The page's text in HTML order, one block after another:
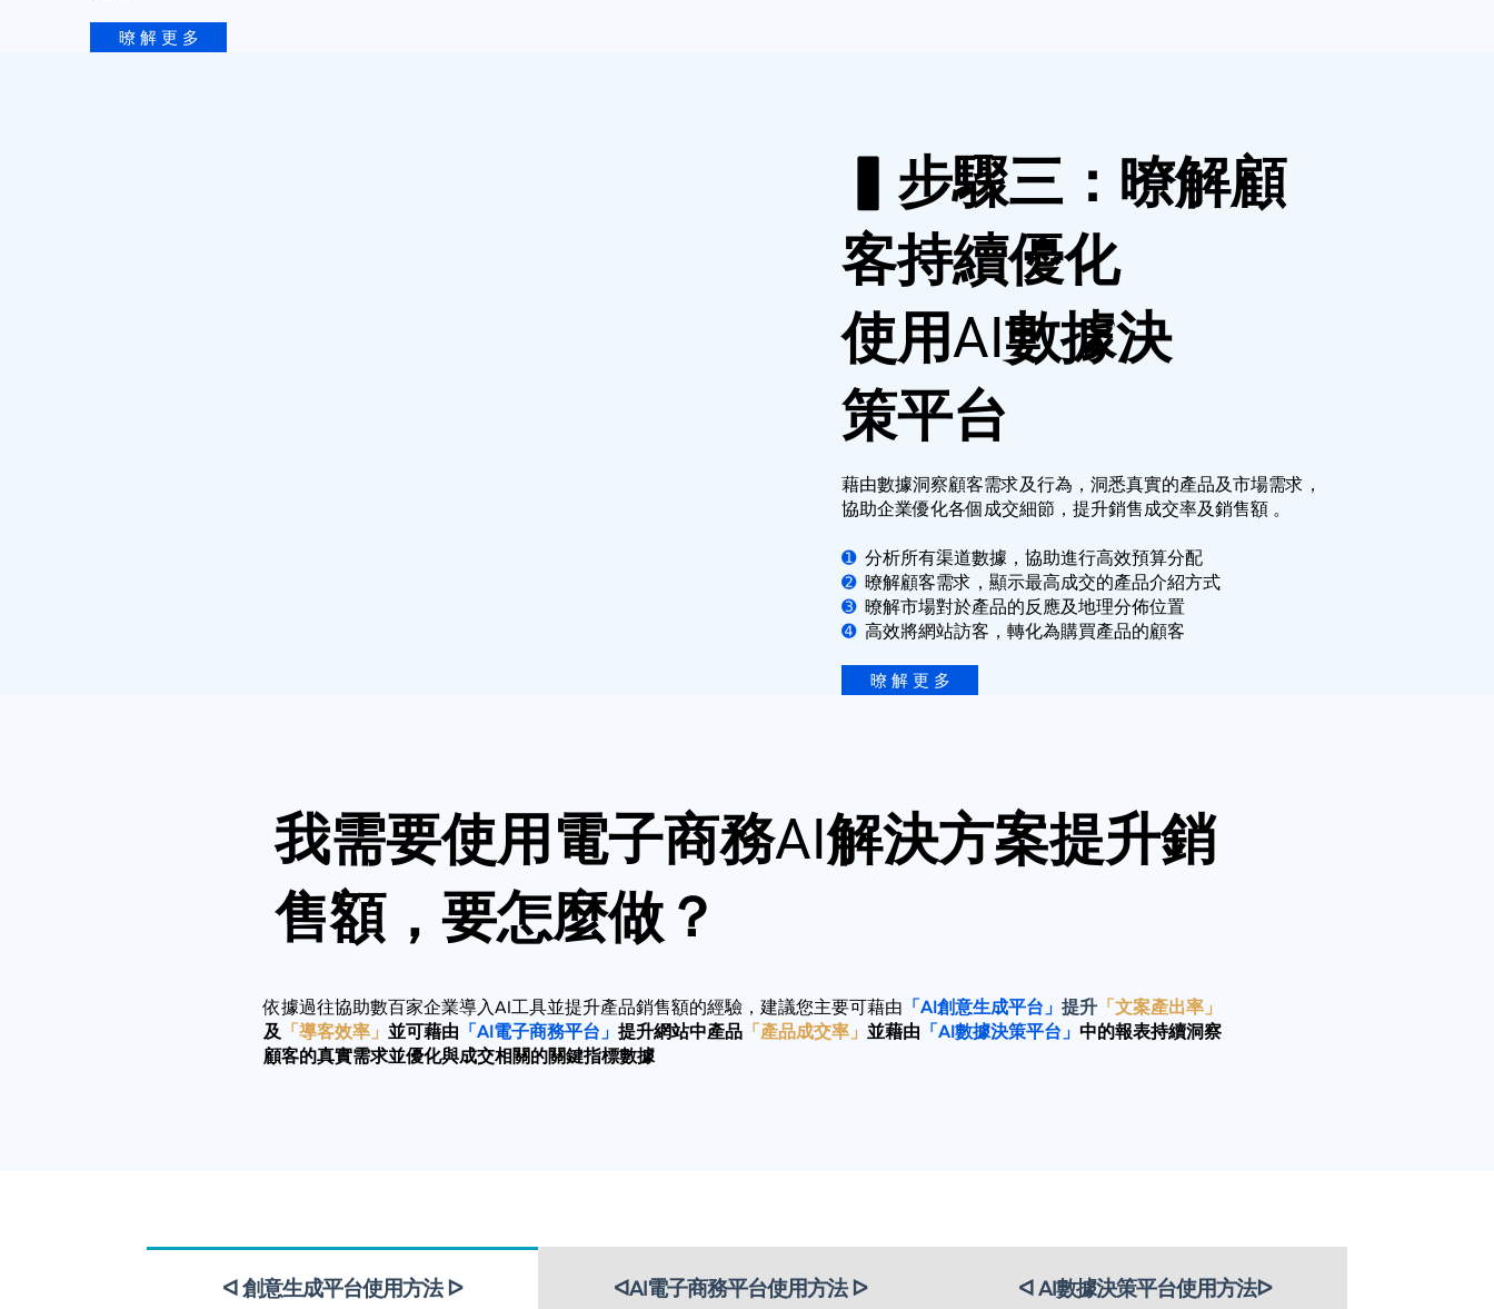
▍步驟三：暸解顧
客持續優化
使用AI數據決
策平台
藉由數據洞察顧客需求及行為，洞悉真實的產品及市場需求，
協助企業優化各個成交細節，提升銷售成交率及銷售額 。
➊分析所有渠道數據，協助進行高效預算分配
➋ 暸解顧客需求，顯示最高成交的產品介紹方式
➌暸解市場對於產品的反應及地理分佈位置
➍高效將網站訪客，轉化為購買產品的顧客
暸 解 更 多
我需要使用電子商務AI解決方案提升銷
售額，要怎麼做？
依據過往協助數百家企業導入AI工具並提升產品銷售額的經驗，建議您主要可藉由 「AI創意生成平台」提升 「文案產出率」
及
「導客效率」 並可藉由 「AI電子商務平台」提升網站中產品 「產品成交率」 並藉由 「AI數據決策平台」中的報表持續洞察
顧客的真實需求並優化與成交相關的關鍵指標數據
暸 解 更 多
ᐊ 創意生成平台使用方法 ᐅ ᐊAI電子商務平台使用方法 ᐅ ᐊ AI數據決策平台使用方法ᐅ